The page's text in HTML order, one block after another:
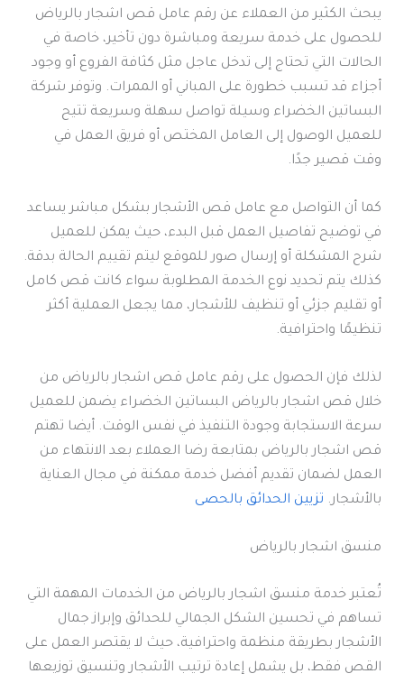
يبحث الكثير من العملاء عن رقم عامل قص اشجار بالرياض
للحصول على خدمة سريعة ومباشرة دون تأخير، خاصة في
الحالات التي تحتاج إلى تدخل عاجل مثل كثافة الفروع أو وجود
أجزاء قد تسبب خطورة على المباني أو الممرات. وتوفر شركة
البساتين الخضراء وسيلة تواصل سهلة وسريعة تتيح
للعميل الوصول إلى العامل المختص أو فريق العمل في
وقت قصير جدًا.
كما أن التواصل مع عامل قص الأشجار بشكل مباشر يساعد
في توضيح تفاصيل العمل قبل البدء، حيث يمكن للعميل
شرح المشكلة أو إرسال صور للموقع ليتم تقييم الحالة بدقة.
كذلك يتم تحديد نوع الخدمة المطلوبة سواء كانت قص كامل
أو تقليم جزئي أو تنظيف للأشجار، مما يجعل العملية أكثر
تنظيمًا واحترافية.
لذلك فإن الحصول على رقم عامل قص اشجار بالرياض من
خلال قص اشجار بالرياض البساتين الخضراء يضمن للعميل
سرعة الاستجابة وجودة التنفيذ في نفس الوقت. أيضا تهتم
قص اشجار بالرياض بمتابعة رضا العملاء بعد الانتهاء من
العمل لضمان تقديم أفضل خدمة ممكنة في مجال العناية
بالأشجار. تزيين الحدائق بالحصى
منسق اشجار بالرياض
تُعتبر خدمة منسق اشجار بالرياض من الخدمات المهمة التي
تساهم في تحسين الشكل الجمالي للحدائق وإبراز جمال
الأشجار بطريقة منظمة واحترافية، حيث لا يقتصر العمل على
القص فقط، بل يشمل إعادة ترتيب الأشجار وتنسيق توزيعها